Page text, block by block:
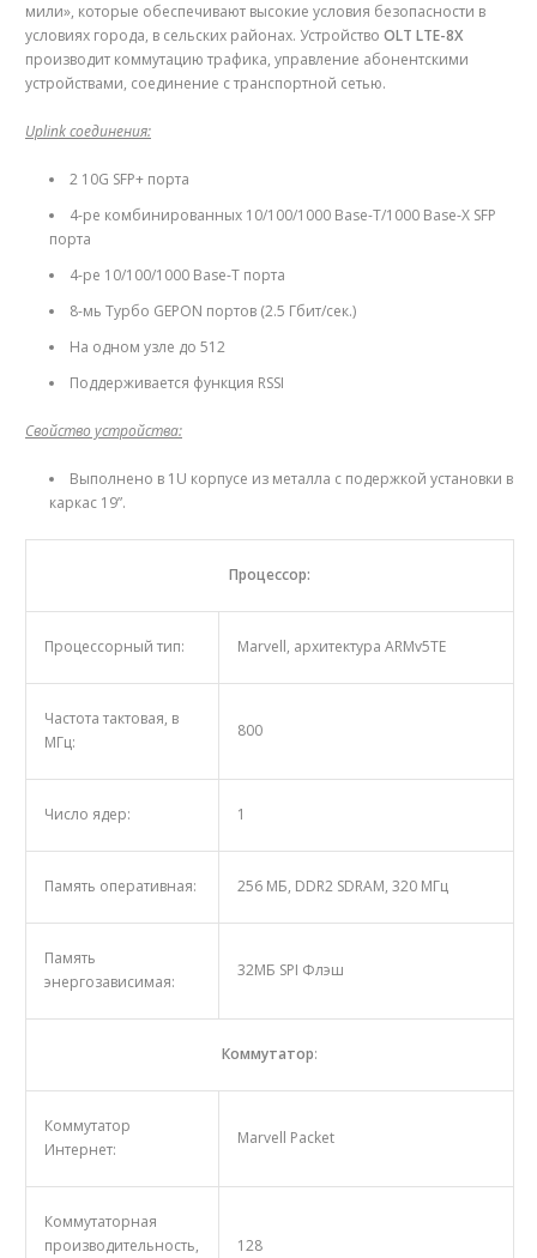
мили», которые обеспечивают высокие условия безопасности в
условиях города, в сельских районах. Устройство OLT LTE-8X
производит коммутацию трафика, управление абонентскими
устройствами, соединение с транспортной сетью.
Uplink соединения:
2 10G SFP+ порта
4-ре комбинированных 10/100/1000 Base-T/1000 Base-X SFP
порта
4-ре 10/100/1000 Base-T порта
8-мь Tурбо GEPON портов (2.5 Гбит/сек.)
На одном узле до 512
Поддерживается функция RSSI
Свойство устройства:
Выполнено в 1U корпусе из металла с подержкой установки в
каркас 19”.
Процессор:
Процессорный тип: Marvell, архитектура ARMv5TE
Частота тактовая, в
МГц:
800
Число ядер: 1
Память оперативная: 256 МБ, DDR2 SDRAM, 320 МГц
Память
энергозависимая:
32МБ SPI Флэш
Коммутатор:
Коммутатор
Интернет:
Marvell Packet
Коммутаторная
производительность,
128